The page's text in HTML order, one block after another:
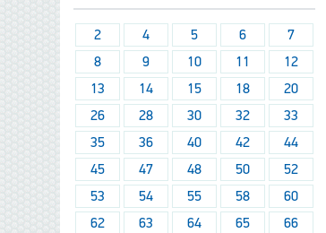
2 4 5 6
7
8
9 10 11
12
13
14 15 18
20
26
28 30 32
33
35
36 40 42
44
45
47 48 50
52
53
54 55 58
60
62
63 64 65
66